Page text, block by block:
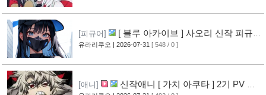
[피규어]
[ 블루 아카이브 ] 사오리 신작 피규어
공개 [10]
유라리쿠오 | 2026-07-31 [ 548 / 0 ]
[애니]
신작애니 [ 가치 아쿠타 ] 2기 PV 영